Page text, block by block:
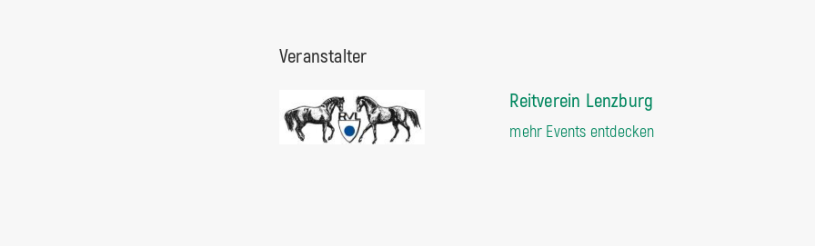
Veranstalter
Reitverein Lenzburg
mehr Events entdecken